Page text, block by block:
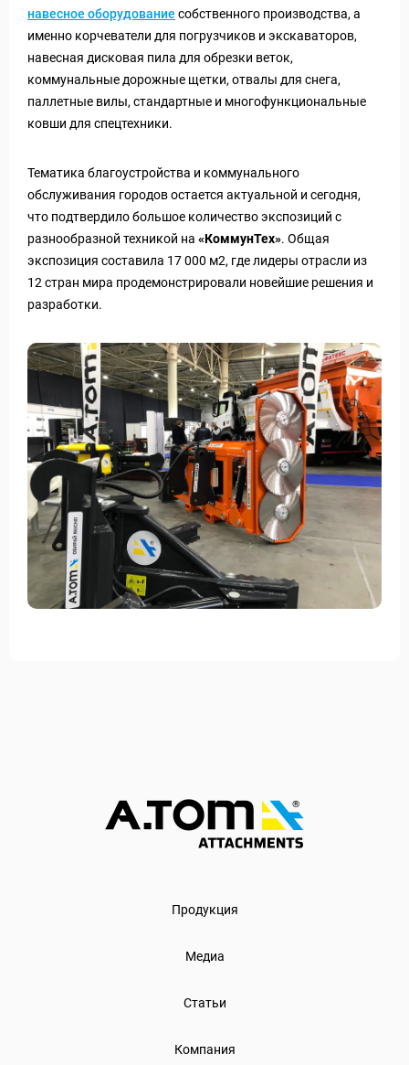
навесное оборудование собственного производства, а
именно корчеватели для погрузчиков и экскаваторов,
навесная дисковая пила для обрезки веток,
коммунальные дорожные щетки, отвалы для снега,
паллетные вилы, стандартные и многофункциональные
ковши для спецтехники.
Тематика благоустройства и коммунального
обслуживания городов остается актуальной и сегодня,
что подтвердило большое количество экспозиций с
разнообразной техникой на «КоммунТех». Общая
экспозиция составила 17 000 м2, где лидеры отрасли из
12 стран мира продемонстрировали новейшие решения и
разработки.
Продукция
Медиа
Статьи
Компания